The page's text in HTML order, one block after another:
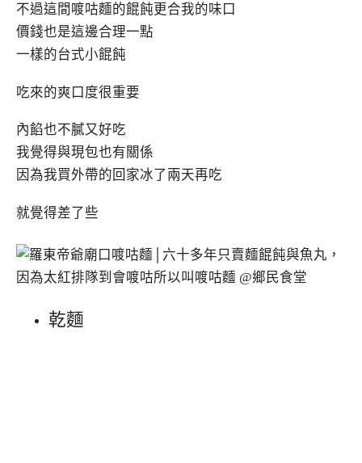
不過這間喥咕麵的餛飩更合我的味口
價錢也是這邊合理一點
一樣的台式小餛飩
吃來的爽口度很重要
內餡也不膩又好吃
我覺得與現包也有關係
因為我買外帶的回家冰了兩天再吃
就覺得差了些
乾麵